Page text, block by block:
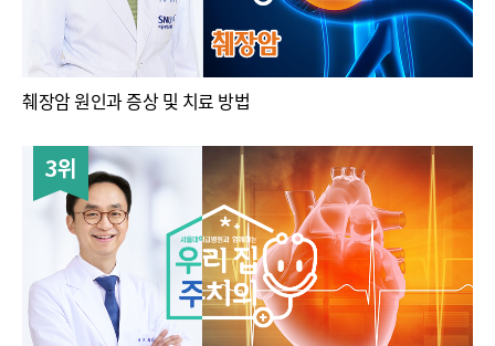
췌장암 원인과 증상 및 치료 방법
3위